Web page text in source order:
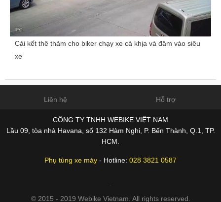
Cái kết thê thảm cho biker chạy xe cà khịa và đâm vào siêu
xe
Liên hệ Hỗ trợ
CÔNG TY TNHH WEBIKE VIỆT NAM
Lầu 09, tòa nhà Havana, số 132 Hàm Nghi, P. Bến Thành, Q.1, TP.
HCM.
Phụ tùng xe máy - Hotline: 028 3821 0587
© 2015 - 2019 Webike Vietnam. All rights reserved.